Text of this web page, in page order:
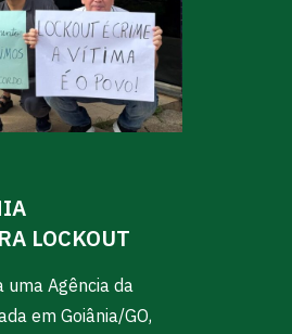
LOCKOUT
Agência da
em Goiânia/GO,